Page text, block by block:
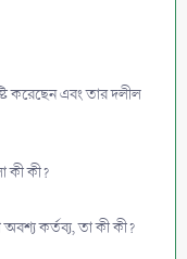
করেছেন এবং তার দলীল
কী কী?
অবশ্য কর্তব্য, তা কী কী?